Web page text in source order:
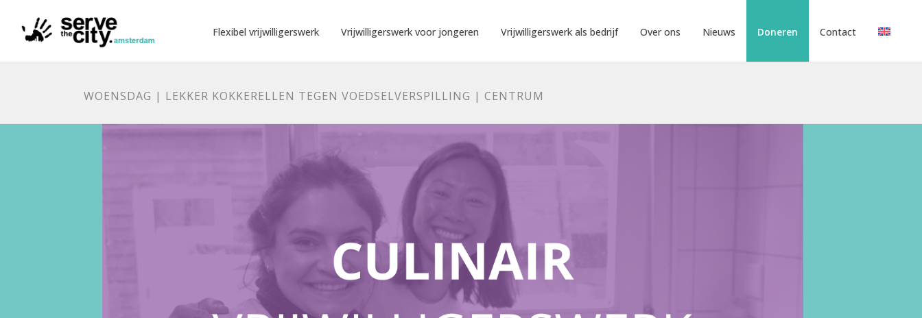
Flexibel vrijwilligerswerk Vrijwilligerswerk voor jongeren Vrijwilligerswerk als bedrijf Over ons Nieuws Doneren Contact
WOENSDAG | LEKKER KOKKERELLEN TEGEN VOEDSELVERSPILLING | CENTRUM